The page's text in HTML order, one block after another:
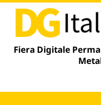
contenuto
Fiera Digitale